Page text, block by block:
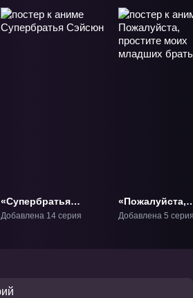
«Супербратья
Сэйсюн» ТВ-1
Добавлена 14 серия
«Пожалуйста,
простите моих
Добавлена 5